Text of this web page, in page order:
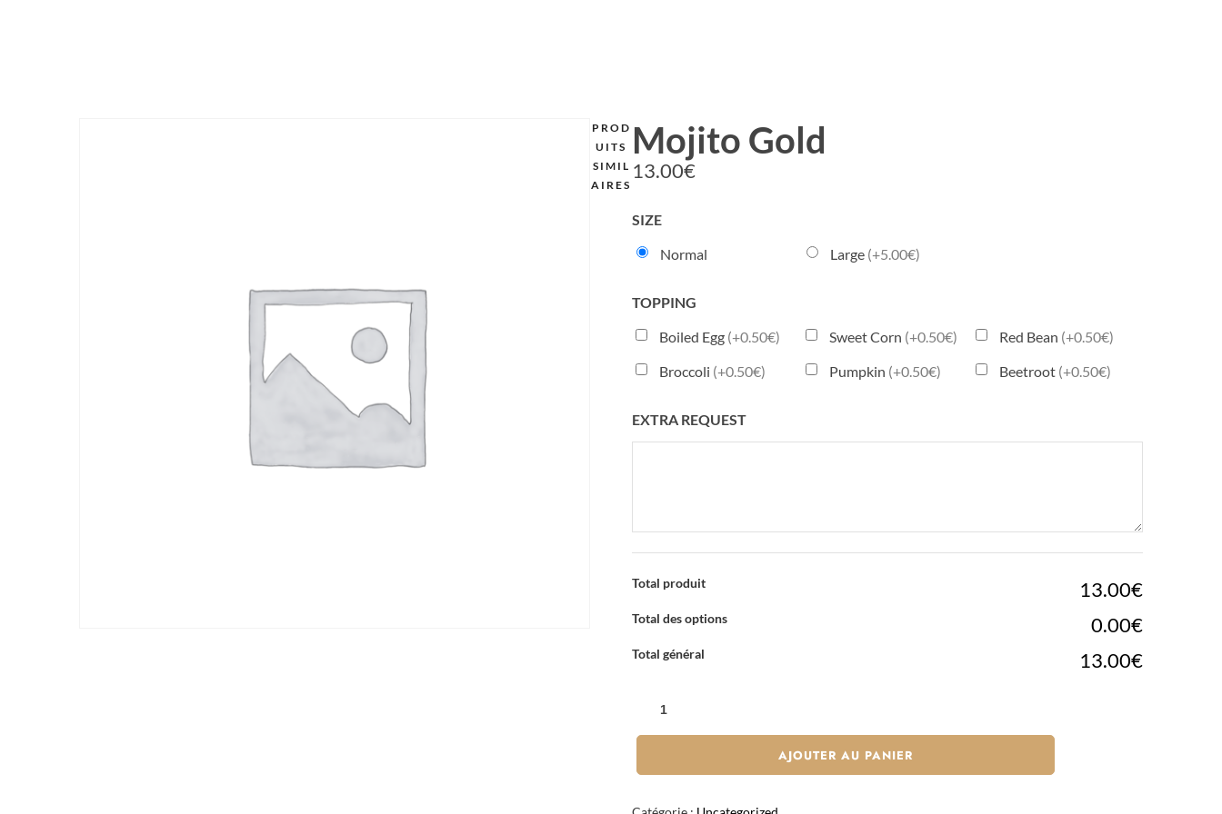
Mojito Gold
13.00€
SIZE
Normal
Large (+5.00€)
TOPPING
Boiled Egg (+0.50€) Sweet Corn (+0.50€) Red Bean (+0.50€)
Broccoli (+0.50€) Pumpkin (+0.50€) Beetroot (+0.50€)
EXTRA REQUEST
Total produit 13.00€
Total des options 0.00€
Total général 13.00€
GOLD
AJOUTER AU PANIER
PROD
UITS
SIMIL
AIRES